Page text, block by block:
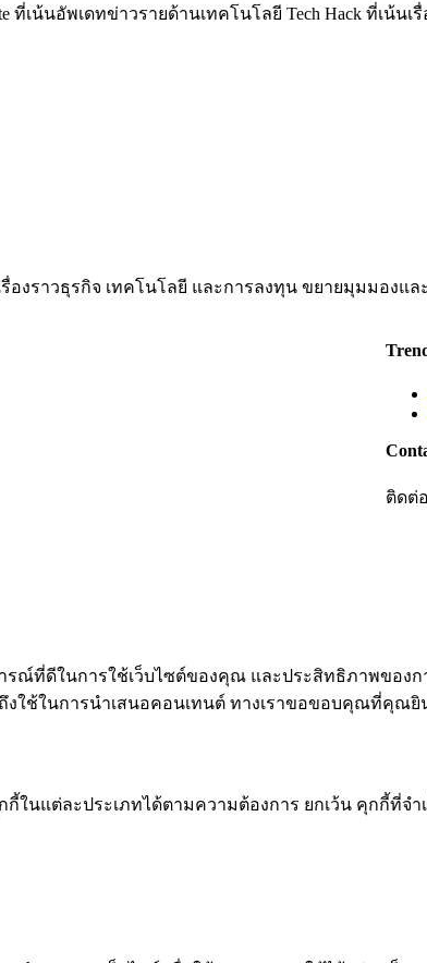
ที่เน้นอัพเดทข่าวรายด้านเทคโนโลยี Tech Hack ที่เน้
เรื่องราวธุรกิจ เทคโนโลยี และการลงทุน ขยายมุมมอง
ติดต่
ารณ์ที่ดีในการใช้เว็บไซต์ของคุณ และประสิทธิภาพของ
ใช้ในการนำเสนอคอนเทนต์ ทางเราขอขอบคุณที่คุณ
ในแต่ละประเภทได้ตามความต้องการ ยกเว้น คุกกี้ที่จำ